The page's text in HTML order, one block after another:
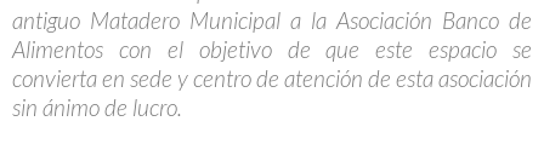
antiguo Matadero Municipal a la Asociación Banco de
Alimentos con el objetivo de que este espacio se
convierta en sede y centro de atención de esta asociación
sin ánimo de lucro.